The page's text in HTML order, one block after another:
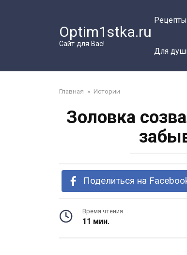
Optim1stka.ru
Сайт для Вас!
Рецепты
Для
Главная » Истории
Золовка
Поделиться на
Время чтения
11 мин.